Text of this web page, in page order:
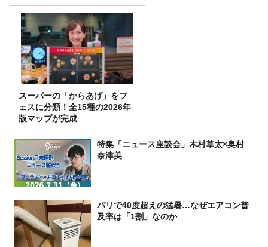
スーパーの「からあげ」をフ
ェスに分類！全15種の2026年
版マップが完成
特集「ニュース座談会」木村草太×奥村
奈津美
パリで40度超えの猛暑…なぜエアコン普
及率は「1割」なのか